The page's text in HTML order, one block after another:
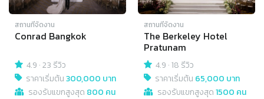
สถานที่จัดงาน
Conrad Bangkok
4.9 ·23 รีวิว
ราคาเริ่มต้น300,000 บาท
รองรับแขกสูงสุด 800 คน
สถานที่จัดงาน
The Berkeley Hotel
Pratunam
4.9 ·18 รีวิว
ราคาเริ่มต้น 65,000 บาท
รองรับแขกสูงสุด1500 คน